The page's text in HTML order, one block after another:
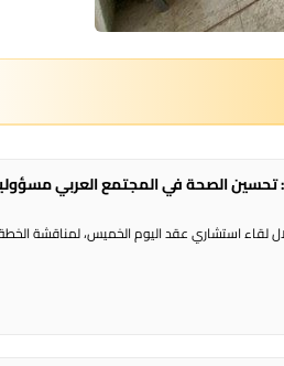
تحسين الصحة في المجتمع العربي
لقاء استشاري عقد اليوم الخميس، لمناقشة